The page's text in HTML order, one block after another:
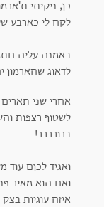
כן, ניקיתי
לקח לי כארבע
באמנה עליה
לדאוג שהארמון
אחרי שני
לשטוף רצפות
ברורררר!
ואגיד לכןם
ואם הוא מאיר
איזה עוגיות